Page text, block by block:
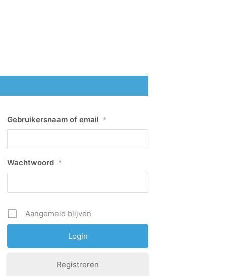
Gebruikersnaam of email *
Wachtwoord *
Aangemeld blijven
Registreren